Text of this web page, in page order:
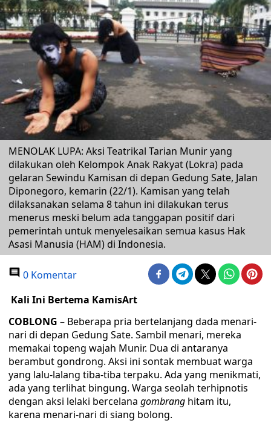
MENOLAK LUPA: Aksi Teatrikal Tarian Munir yang
dilakukan oleh Kelompok Anak Rakyat (Lokra) pada
gelaran Sewindu Kamisan di depan Gedung Sate, Jalan
Diponegoro, kemarin (22/1). Kamisan yang telah
dilaksanakan selama 8 tahun ini dilakukan terus
menerus meski belum ada tanggapan positif dari
pemerintah untuk menyelesaikan semua kasus Hak
Asasi Manusia (HAM) di Indonesia.
0 Komentar
Kali Ini Bertema KamisArt
COBLONG – Beberapa pria bertelanjang dada menari-
nari di depan Gedung Sate. Sambil menari, mereka
memakai topeng wajah Munir. Dua di antaranya
berambut gondrong. Aksi ini sontak membuat warga
yang lalu-lalang tiba-tiba terpaku. Ada yang menikmati,
ada yang terlihat bingung. Warga seolah terhipnotis
dengan aksi lelaki bercelana gombrang hitam itu,
karena menari-nari di siang bolong.